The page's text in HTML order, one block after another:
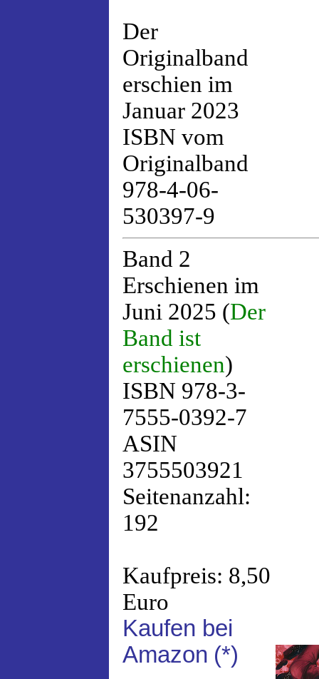
Der
Originalband
erschien im
Januar 2023
ISBN vom
Originalband
978-4-06-
530397-9
Band 2
Erschienen im
Juni 2025 (Der
Band ist
erschienen)
ISBN 978-3-
7555-0392-7
ASIN
3755503921
Seitenanzahl:
192
Kaufpreis: 8,50
Euro
Kaufen bei
Amazon (*)